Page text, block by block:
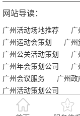
网站导读：
广州活动场地推荐
广州运动会策划
广
广州公关活动策划
广州年会策划公司
广州会议服务
广州
广州活动策划公司